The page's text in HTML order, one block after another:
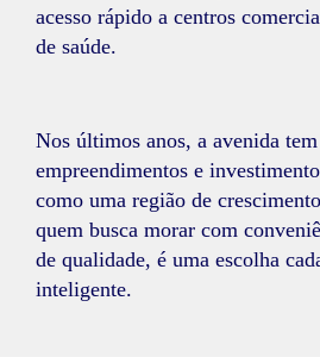
acesso rápido a centros
de saúde.
Nos últimos anos, a avenida
empreendimentos e
como uma região de
quem busca morar com
de qualidade, é uma escolha
inteligente.